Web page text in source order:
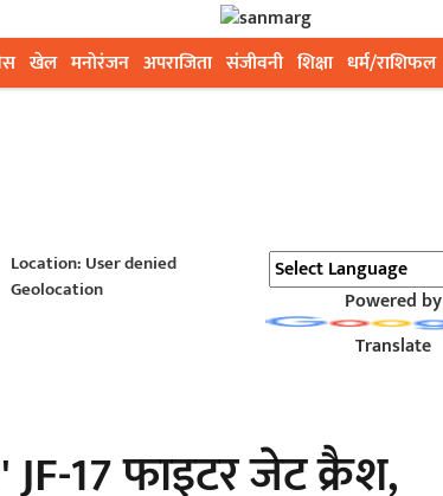
खेल मनोरंजन अपराजिता संजीवनी शिक्षा धर्म/राशिफल
Location: User denied
Geolocation
Powered by
Translate
17 फाइटर जेट क्रैश,